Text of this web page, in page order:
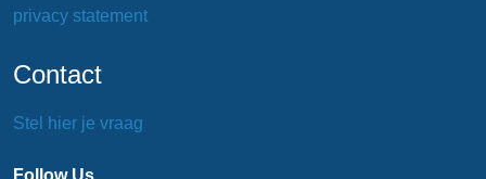
privacy statement
Contact
Stel hier je vraag